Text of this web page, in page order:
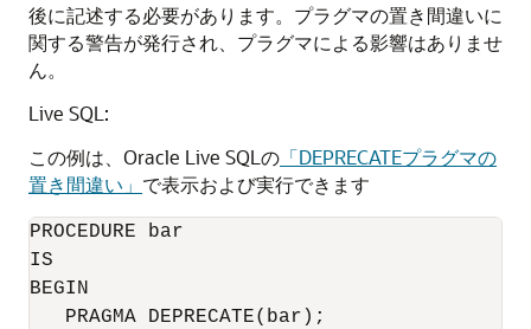
後に記述する必要があります。プラグマの置き間違いに
関する警告が発行され、プラグマによる影響はありませ
ん。
Live SQL:
この例は、Oracle Live SQLの 「DEPRECATEプラグマの
置き間違い」 で表示および実行できます
PROCEDURE bar
IS
BEGIN
PRAGMA DEPRECATE(bar);